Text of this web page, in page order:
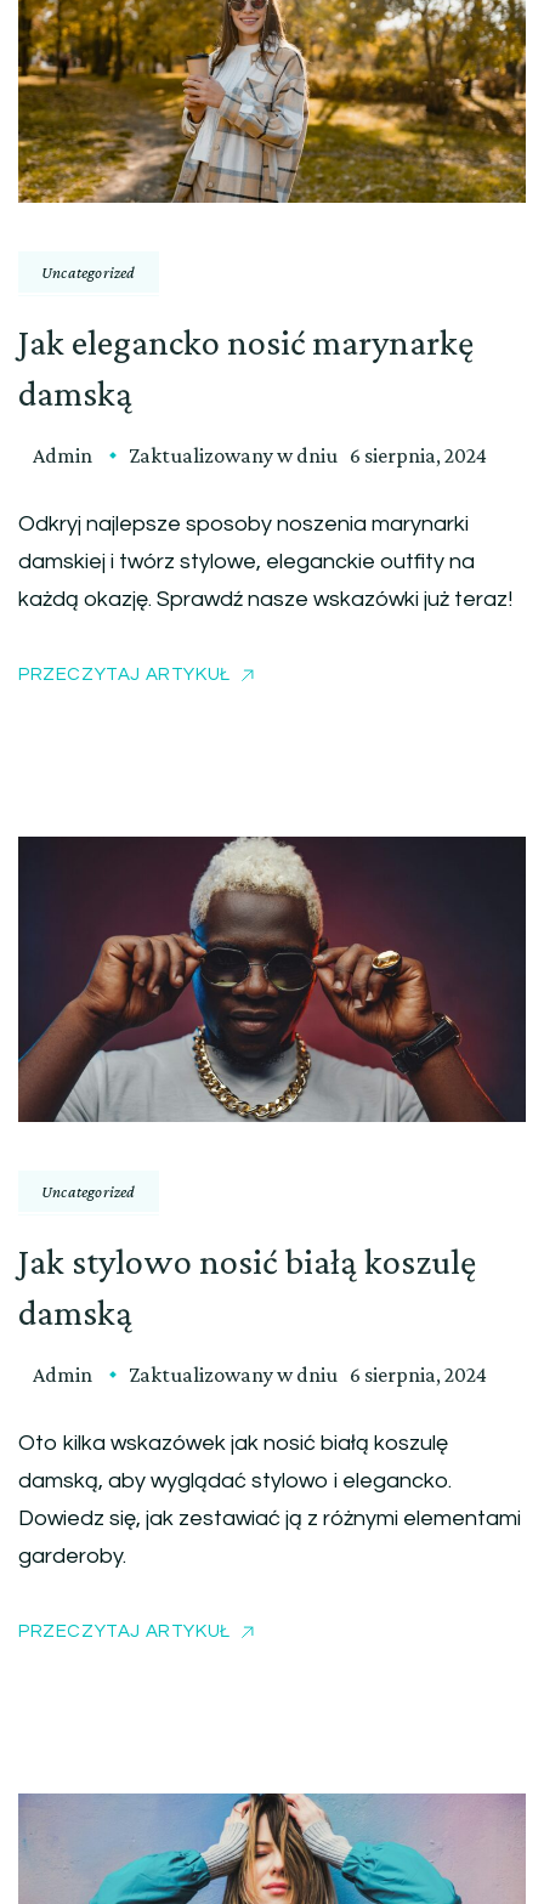
Uncategorized
Jak elegancko nosić marynarkę
damską
Admin Zaktualizowany w dniu 6 sierpnia, 2024
Odkryj najlepsze sposoby noszenia marynarki
damskiej i twórz stylowe, eleganckie outfity na
każdą okazję. Sprawdź nasze wskazówki już teraz!
PRZECZYTAJ ARTYKUŁ
Uncategorized
Jak stylowo nosić białą koszulę
damską
Admin Zaktualizowany w dniu 6 sierpnia, 2024
Oto kilka wskazówek jak nosić białą koszulę
damską, aby wyglądać stylowo i elegancko.
Dowiedz się, jak zestawiać ją z różnymi elementami
garderoby.
PRZECZYTAJ ARTYKUŁ